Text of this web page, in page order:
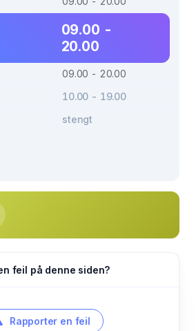
09.00 -
20.00
09.00 - 20.00
10.00 - 19.00
stengt
feil på denne siden?
Rapporter en feil